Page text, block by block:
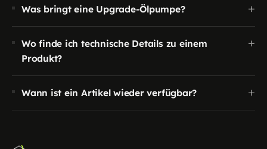
Was bringt eine Upgrade-Ölpumpe? +
Wo finde ich technische Details zu einem
Produkt?
+
Wann ist ein Artikel wieder verfügbar? +